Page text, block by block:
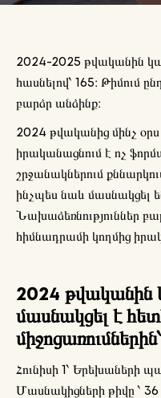
2024-2025 թվականին
հասնելով՝ 165։ Թիմում
բարձր անձինք։
2024 թվականից մինչ
իրականացնում է ոչ
շրջանակներում
ինչպես նաև
Նախաձեռնություններ
հիմնադրամի կողմից
2024 թվականին
մասնակցել է
միջոցառումներին՝
Հունիսի 1՝ Երեխաների
Մասնակիցների թիվը ՝ 36